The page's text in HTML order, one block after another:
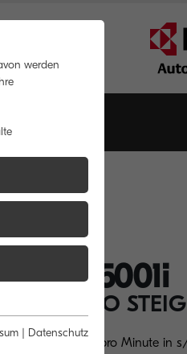
MZ5001i
IM BÜRO
25 Seiten A4/A3 pro Minute in
werden
| Datenschutz